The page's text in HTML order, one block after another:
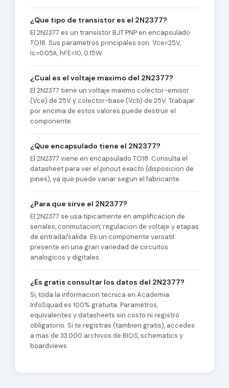
¿Que tipo de transistor es el 2N2377?
El 2N2377 es un transistor BJT PNP en encapsulado
TO18. Sus parametros principales son: Vce=25V,
Ic=0.05A, hFE=10, 0.15W.
¿Cual es el voltaje maximo del 2N2377?
El 2N2377 tiene un voltaje maximo colector-emisor
(Vce) de 25V y colector-base (Vcb) de 25V. Trabajar
por encima de estos valores puede destruir el
componente.
¿Que encapsulado tiene el 2N2377?
El 2N2377 viene en encapsulado TO18. Consulta el
datasheet para ver el pinout exacto (disposicion de
pines), ya que puede variar segun el fabricante.
¿Para que sirve el 2N2377?
El 2N2377 se usa tipicamente en amplificacion de
senales, conmutacion, regulacion de voltaje y etapas
de entrada/salida. Es un componente versatil
presente en una gran variedad de circuitos
analogicos y digitales.
¿Es gratis consultar los datos del 2N2377?
Si, toda la informacion tecnica en Academia
InfoSquad es 100% gratuita. Parametros,
equivalentes y datasheets sin costo ni registro
obligatorio. Si te registras (tambien gratis), accedes
a mas de 33.000 archivos de BIOS, schematics y
boardviews.